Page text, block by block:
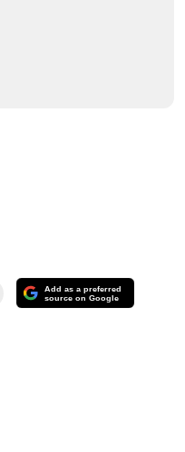
Add as a preferred
source on Google